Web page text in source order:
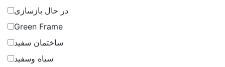
در حال بازسازی
Green Frame
ساختمان سفید
سیاه وسفید